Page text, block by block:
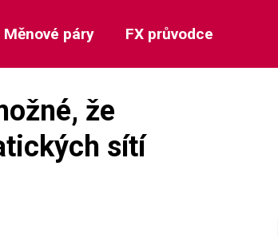
Měnové páry FX průvodce
že
sítí